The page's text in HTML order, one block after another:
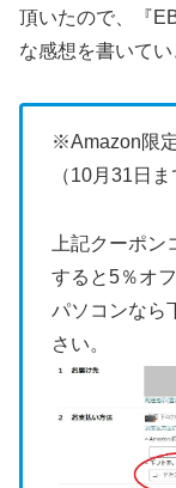
頂いたので、『
な感想を書いて
※Amazon限
（10月31日
上記クーポ
すると5％オ
パソコンなら
さい。